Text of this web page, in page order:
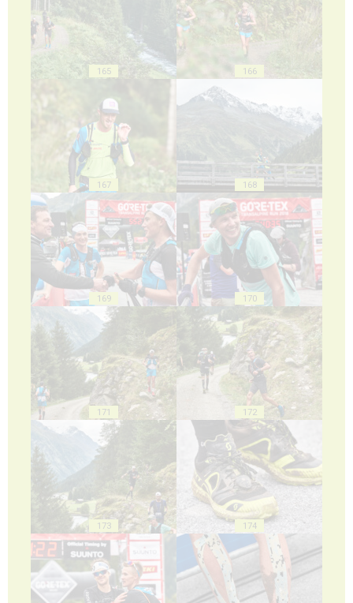
165 166
167 168
169 170
171 172
173 174